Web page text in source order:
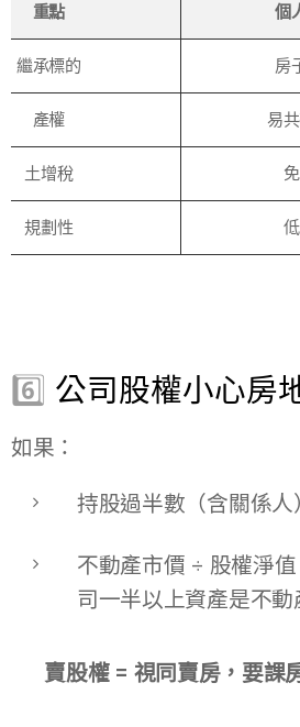
重點 個
繼承標的 房
產權 易
土增稅 免
規劃性 低
6️⃣ 公司股權小心房
如果：
持股過半數（含關係人
不動產市價 ÷ 股權淨
司一半以上資產是不動
賣股權 = 視同賣房，要課